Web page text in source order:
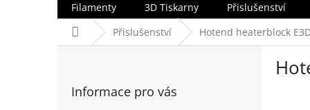
Filamenty 3D Tiskarny Přislušenství
Domů Přislušenství Hotend heaterblock
Informace pro vás